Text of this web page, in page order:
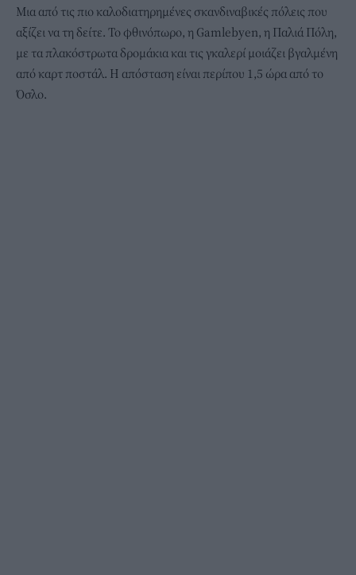
Μια από τις πιο καλοδιατηρημένες σκανδιναβικές πόλεις που
αξίζει να τη δείτε. Το φθινόπωρο, η Gamlebyen, η Παλιά Πόλη,
με τα πλακόστρωτα δρομάκια και τις γκαλερί μοιάζει βγαλμένη
από καρτ ποστάλ. Η απόσταση είναι περίπου 1,5 ώρα από το
Όσλο.